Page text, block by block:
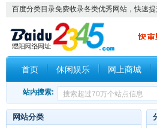
百度分类目录免费收录各类优秀网站，快速
首页 休闲娱乐 网上商城
站内搜索:
网站分类